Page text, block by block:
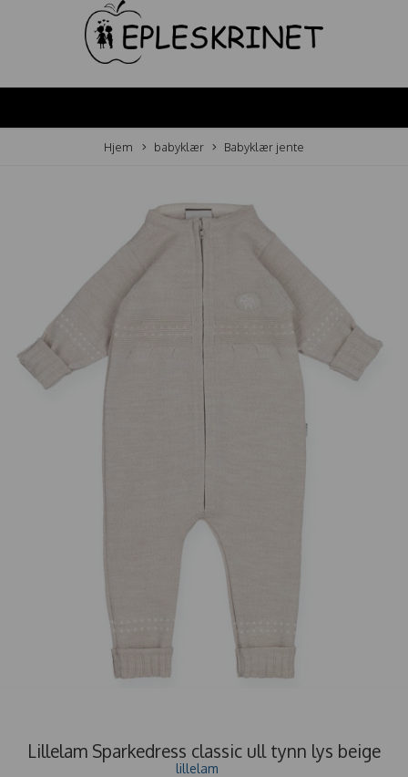
Hjem babyklær Babyklær jente
Lillelam Sparkedress classic ull tynn lys beige
lillelam